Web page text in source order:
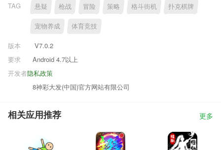
TAG 悬疑 枪战 冒险 策略 格斗街机 扑克棋牌
宠物养成 体育竞技
版本
V7.0.2
要求
Android 4.7以上
隐私政策
开发者
8神彩大发(中国)官方网站有限公司
相关应用推荐 更多